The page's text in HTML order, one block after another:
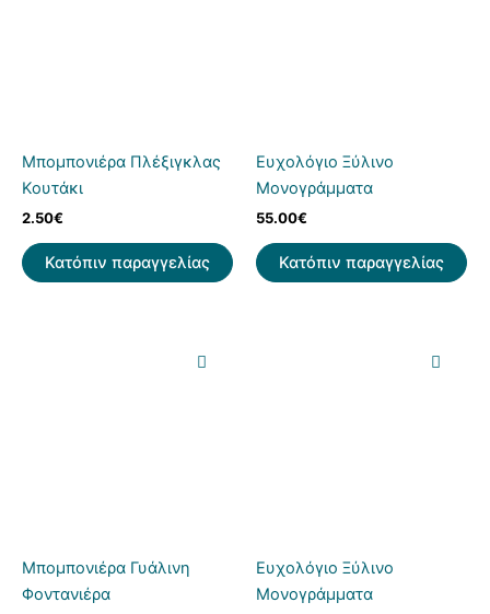
Μπομπονιέρα Πλέξιγκλας
Κουτάκι
2.50€
Κατόπιν παραγγελίας
Ευχολόγιο Ξύλινο
Μονογράμματα
55.00€
Κατόπιν παραγγελίας
Μπομπονιέρα Γυάλινη
Φοντανιέρα
Ευχολόγιο Ξύλινο
Μονογράμματα